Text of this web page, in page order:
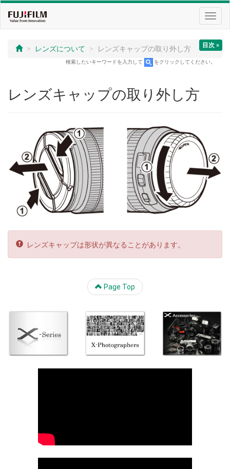
目次 »
レンズについて レンズキャップの取り外し方
検索したいキーワードを入力して をクリックしてください。
レンズキャップの取り外し方
レンズキャップは形状が異なることがあります。
Page Top